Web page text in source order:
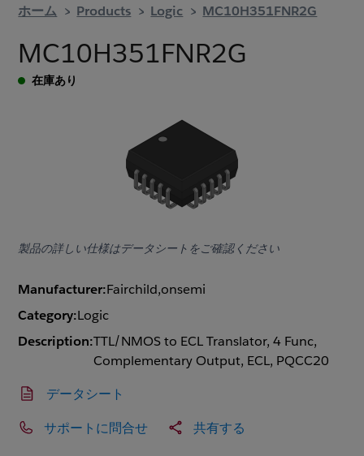
ホーム Products Logic MC10H351FNR2G
MC10H351FNR2G
在庫あり
製品の詳しい仕様はデータシートをご確認ください
Manufacturer:Fairchild,onsemi
Category:Logic
Description:TTL/NMOS to ECL Translator, 4 Func,
Complementary Output, ECL, PQCC20
データシート
サポートに問合せ 共有する